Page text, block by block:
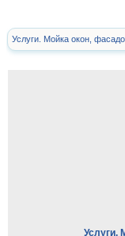
Услуги. Мойка окон,
Услуги.